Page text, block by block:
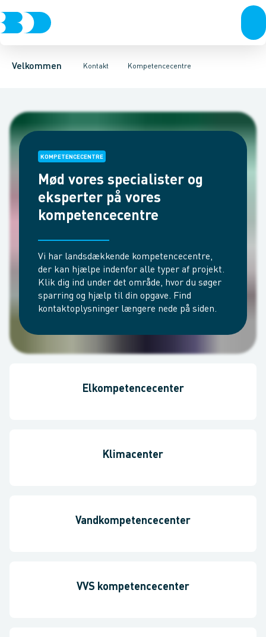
Velkommen Kontakt
ProdukterFordeleBæredygtighedBD+
Kompetencecentre
Kundeservice Find butik Om Brødrene DahlVagttelefon
KOMPETENCECENTRE
Mød vores specialister og
eksperter på vores
kompetencecentre
Vi har landsdækkende kompetencecentre,
der kan hjælpe indenfor alle typer af projekt.
Klik dig ind under det område, hvor du søger
sparring og hjælp til din opgave. Find
kontaktoplysninger længere nede på siden.
Elkompetencecenter
Klimacenter
Vandkompetencecenter
VVS kompetencecenter